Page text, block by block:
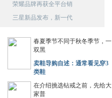
荣耀品牌再获全平台销
三星新品发布，新一代
春夏季节不同于秋冬季节，一
双黑
卖鞋导购自述：通常看见穿3
类鞋
在介绍挑选钻戒之前，先给大
家普